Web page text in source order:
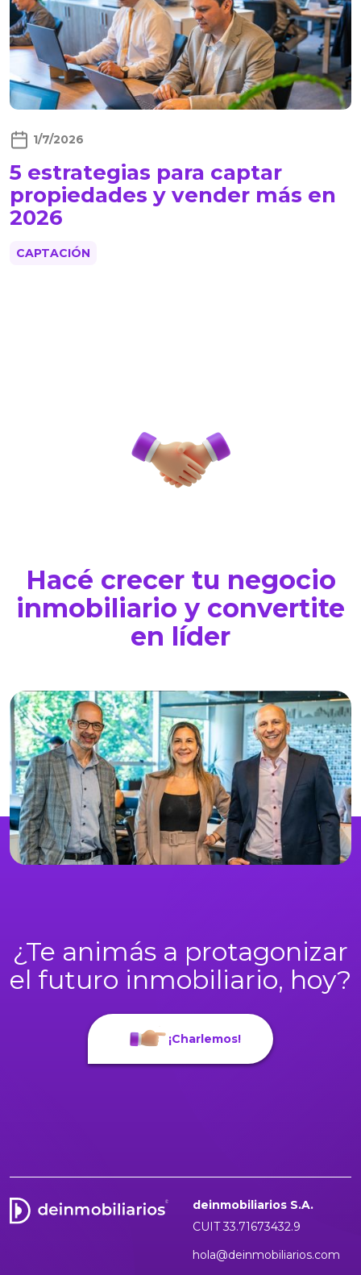
1/7/2026
5 estrategias para captar
propiedades y vender más en
2026
CAPTACIÓN
Hacé crecer tu negocio
inmobiliario y convertite
en líder
¿Te animás a protagonizar
el futuro inmobiliario, hoy?
¡Charlemos!
deinmobiliarios S.A.
CUIT 33.71673432.9
hola@deinmobiliarios.com